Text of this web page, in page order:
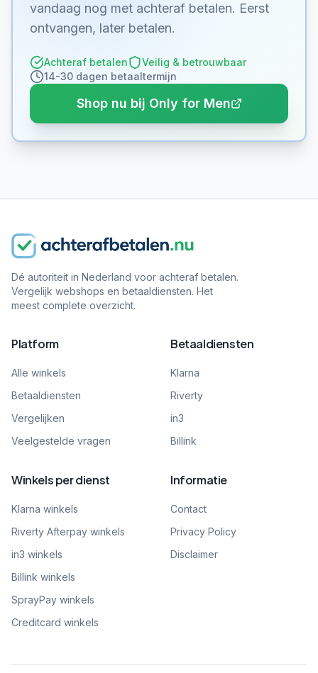
vandaag nog met achteraf betalen. Eerst
ontvangen, later betalen.
Achteraf betalen
Veilig & betrouwbaar
14-30 dagen betaaltermijn
Shop nu bij Only for Men
Dé autoriteit in Nederland voor achteraf betalen.
Vergelijk webshops en betaaldiensten. Het
meest complete overzicht.
Platform
Alle winkels
Betaaldiensten
Vergelijken
Veelgestelde vragen
Betaaldiensten
Klarna
Riverty
in3
Billink
Winkels per dienst
Klarna winkels
Riverty Afterpay winkels
in3 winkels
Billink winkels
SprayPay winkels
Creditcard winkels
Informatie
Contact
Privacy Policy
Disclaimer